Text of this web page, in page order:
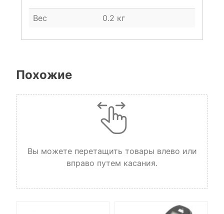
Вес 0.2 кг
Похожие
Вы можете перетащить товары влево или
вправо путем касания.